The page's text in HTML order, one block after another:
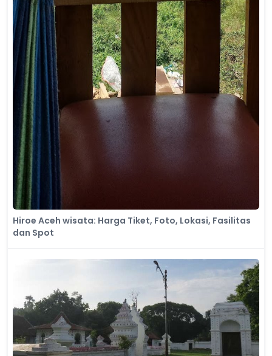
Hiroe Aceh wisata: Harga Tiket, Foto, Lokasi, Fasilitas
dan Spot